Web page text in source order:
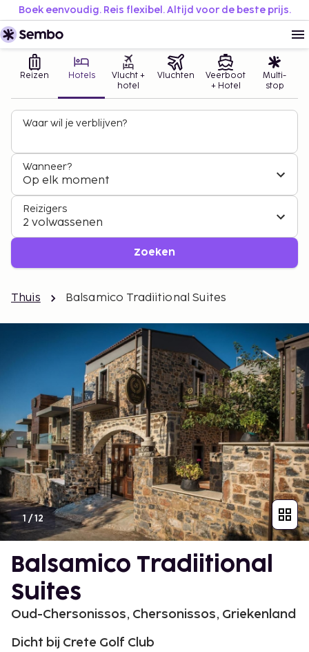
Boek eenvoudig. Reis flexibel. Altijd voor de beste prijs.
Reizen Hotels
Vlucht +
hotel
Vluchten
Veerboot
+ Hotel
Multi-
stop
Waar wil je verblijven?
Wanneer?
Op elk moment
Reizigers
2 volwassenen
Zoeken
Thuis Balsamico Tradiitional Suites
1 /12
Balsamico Tradiitional
Suites
Oud-Chersonissos, Chersonissos, Griekenland
Dicht bij Crete Golf Club